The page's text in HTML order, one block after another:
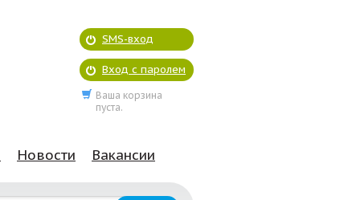
SMS-вход
Вход с паролем
Ваша корзина
пуста.
Новости Вакансии